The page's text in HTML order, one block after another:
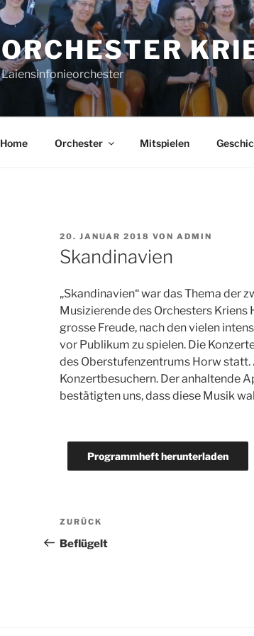
ORCHESTER
Laiensinfonieorchester
Home Orchester Mitspielen
VERÖFFENTLICHT
AM
20. JANUAR 2018 VON ADMIN
Skandinavien
„Skandinavien“ war das Thema der
Musizierende des Orchesters Kriens
grosse Freude, nach den vielen
vor Publikum zu spielen. Die
des Oberstufenzentrums Horw
Konzertbesuchern. Der anhaltende
bestätigten uns, dass diese Musik
Programmheft herunterladen
Beitragsnavigation
Vorheriger
Beitrag
ZURÜCK
Beflügelt